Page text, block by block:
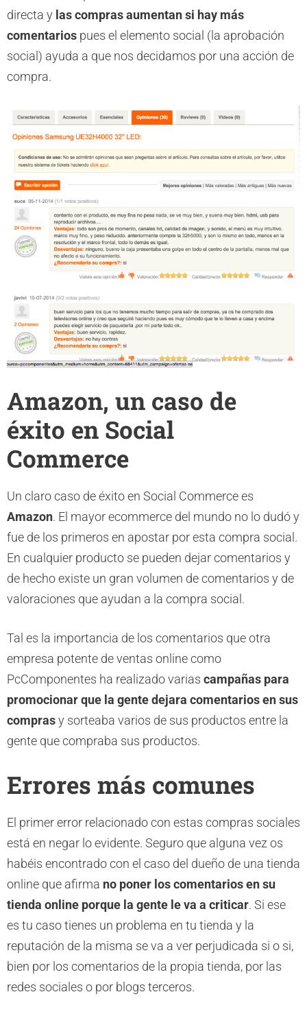
directa y las compras aumentan si hay más
comentarios pues el elemento social (la aprobación
social) ayuda a que nos decidamos por una acción de
compra.
Amazon, un caso de
éxito en Social
Commerce
Un claro caso de éxito en Social Commerce es
Amazon. El mayor ecommerce del mundo no lo dudó y
fue de los primeros en apostar por esta compra social.
En cualquier producto se pueden dejar comentarios y
de hecho existe un gran volumen de comentarios y de
valoraciones que ayudan a la compra social.
Tal es la importancia de los comentarios que otra
empresa potente de ventas online como
PcComponentes ha realizado varias campañas para
promocionar que la gente dejara comentarios en sus
comprasy sorteaba varios de sus productos entre la
gente que compraba sus productos.
Errores más comunes
El primer error relacionado con estas compras sociales
está en negar lo evidente. Seguro que alguna vez os
habéis encontrado con el caso del dueño de una tienda
online que afirma no poner los comentarios en su
tienda online porque la gente le va a criticar. Si ese
es tu caso tienes un problema en tu tienda y la
reputación de la misma se va a ver perjudicada si o si,
bien por los comentarios de la propia tienda, por las
redes sociales o por blogs terceros.